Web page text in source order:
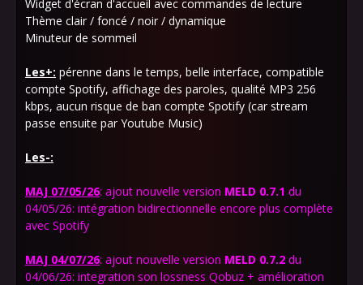
Widget d'écran d'accueil avec commandes de lecture
Thème clair / foncé / noir / dynamique
Minuteur de sommeil
Les+: pérenne dans le temps, belle interface, compatible
compte Spotify, affichage des paroles, qualité MP3 256
kbps, aucun risque de ban compte Spotify (car stream
passe ensuite par Youtube Music)
Les-:
MAJ 07/05/26: ajout nouvelle version MELD 0.7.1 du
04/05/26: intégration bidirectionnelle encore plus complète
avec Spotify
MAJ 04/07/26: ajout nouvelle version MELD 0.7.2 du
04/06/26: integration son lossness Qobuz + amélioration